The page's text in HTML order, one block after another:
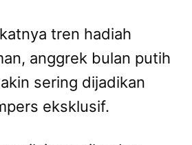
tren hadiah
anggrek bulan putih
sering dijadikan
eksklusif.